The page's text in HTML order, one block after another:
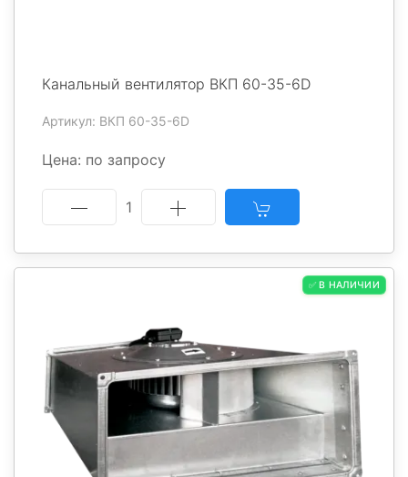
Канальный вентилятор ВКП 60-35-6D
Артикул: ВКП 60-35-6D
Цена: по запросу
1
✅ В НАЛИЧИИ